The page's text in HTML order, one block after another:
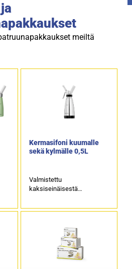
meiltä
Kermasifoni kuumalle
sekä kylmälle 0,5L
Valmistettu
kaksiseinäisestä
teräksestä.